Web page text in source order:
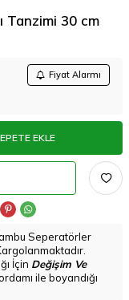
Tanzimi 30 cm
Fiyat Alarmı
EKLE
Seperatörler
İçin Değişim Ve
ile boyandığı